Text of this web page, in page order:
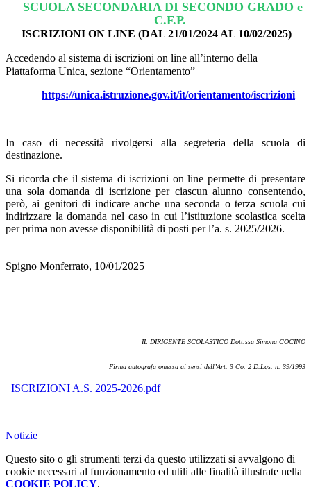
SCUOLA SECONDARIA DI SECONDO GRADO e
C.F.P.
ISCRIZIONI ON LINE (DAL 21/01/2024 AL 10/02/2025)
Accedendo al sistema di iscrizioni on line all’interno della
Piattaforma Unica, sezione “Orientamento”
https://unica.istruzione.gov.it/it/orientamento/iscrizioni
In caso di necessità rivolgersi alla segreteria della scuola di
destinazione.
Si ricorda che il sistema di iscrizioni on line permette di presentare
una sola domanda di iscrizione per ciascun alunno consentendo,
però, ai genitori di indicare anche una seconda o terza scuola cui
indirizzare la domanda nel caso in cui l’istituzione scolastica scelta
per prima non avesse disponibilità di posti per l’a. s. 2025/2026.
Spigno Monferrato, 10/01/2025
IL DIRIGENTE SCOLASTICO Dott.ssa Simona COCINO
Firma autografa omessa ai sensi dell’Art. 3 Co. 2 D.Lgs. n. 39/1993
ISCRIZIONI A.S. 2025-2026.pdf
Notizie
Questo sito o gli strumenti terzi da questo utilizzati si avvalgono di
cookie necessari al funzionamento ed utili alle finalità illustrate nella
COOKIE POLICY.